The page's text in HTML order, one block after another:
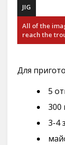
JIG
All of the
reach the
Для
5
300
3-4